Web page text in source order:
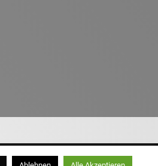
Eva 2